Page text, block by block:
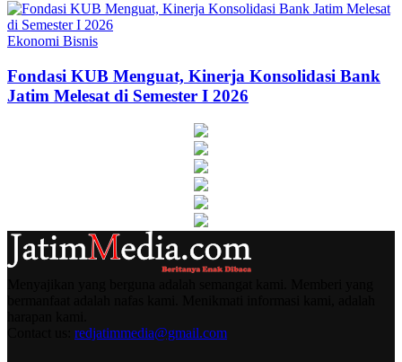
Ekonomi Bisnis
Fondasi KUB Menguat, Kinerja Konsolidasi Bank
Jatim Melesat di Semester I 2026
redjatimmedia@gmail.com